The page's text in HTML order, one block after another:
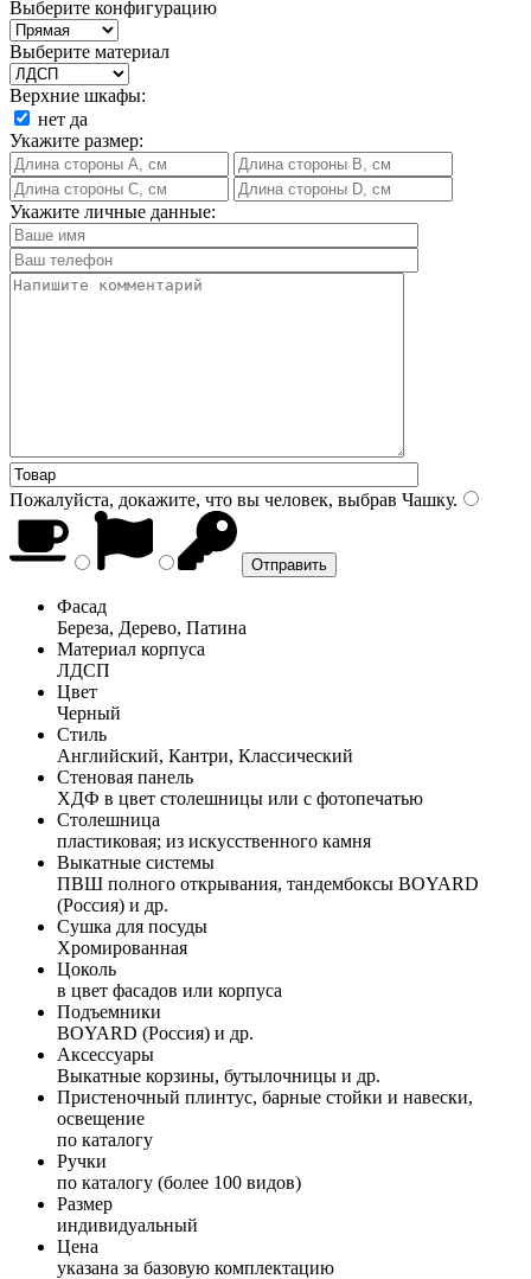
Выберите конфигурацию
Выберите материал
Верхние шкафы:
нет да
Укажите размер:
Укажите личные данные:
Пожалуйста, докажите, что вы человек, выбрав Чашку.
Фасад
Береза, Дерево, Патина
Материал корпуса
ЛДСП
Цвет
Черный
Стиль
Английский, Кантри, Классический
Стеновая панель
ХДФ в цвет столешницы или с фотопечатью
Столешница
пластиковая; из искусственного камня
Выкатные системы
ПВШ полного открывания, тандембоксы BOYARD
(Россия) и др.
Сушка для посуды
Хромированная
Цоколь
в цвет фасадов или корпуса
Подъемники
BOYARD (Россия) и др.
Аксессуары
Выкатные корзины, бутылочницы и др.
Пристеночный плинтус, барные стойки и навески,
освещение
по каталогу
Ручки
по каталогу (более 100 видов)
Размер
индивидуальный
Цена
указана за базовую комплектацию